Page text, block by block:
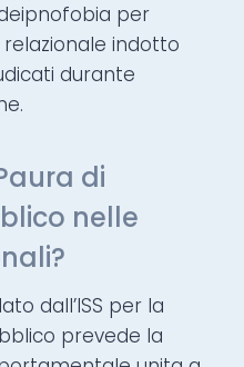
per
indotto
durante
di
nelle
dall’ISS per la
prevede la